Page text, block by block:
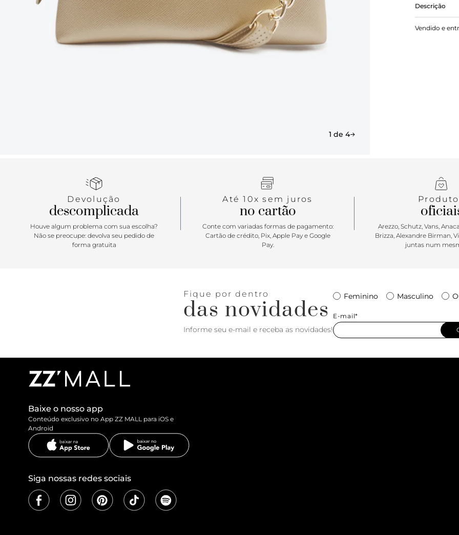
1 de 4
Descrição
Bolsa
similar ao
apaixonar
Vendido e
Devolução
descomplicada
Houve algum problema com sua escolha?
Não se preocupe: devolva seu pedido de
forma gratuita
Até 10x sem juros
no cartão
Conte com variadas formas de pagamento:
Cartão de crédito, Pix, Apple Pay e Google
Pay.
Arezzo, Schutz, Vans,
Brizza, Alexandre Birman,
juntas num
Fique por dentro
das novidades
Informe seu e-mail e receba as novidades!
Feminino Masculino
E-mail*
Baixe o nosso app
Conteúdo exclusivo no App ZZ MALL para iOS e
Android
Siga nossas redes sociais